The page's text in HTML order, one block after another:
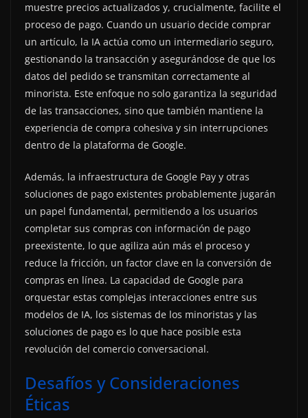
muestre precios actualizados y, crucialmente, facilite el
proceso de pago. Cuando un usuario decide comprar
un artículo, la IA actúa como un intermediario seguro,
gestionando la transacción y asegurándose de que los
datos del pedido se transmitan correctamente al
minorista. Este enfoque no solo garantiza la seguridad
de las transacciones, sino que también mantiene la
experiencia de compra cohesiva y sin interrupciones
dentro de la plataforma de Google.
Además, la infraestructura de Google Pay y otras
soluciones de pago existentes probablemente jugarán
un papel fundamental, permitiendo a los usuarios
completar sus compras con información de pago
preexistente, lo que agiliza aún más el proceso y
reduce la fricción, un factor clave en la conversión de
compras en línea. La capacidad de Google para
orquestar estas complejas interacciones entre sus
modelos de IA, los sistemas de los minoristas y las
soluciones de pago es lo que hace posible esta
revolución del comercio conversacional.
Desafíos y Consideraciones
Éticas